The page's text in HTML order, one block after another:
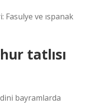
Fasulye ve ıspanak
tatlısı
bayramlarda